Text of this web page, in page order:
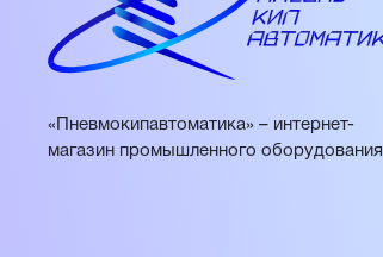
«Пневмокипавтоматика» – интернет-
магазин промышленного оборудования